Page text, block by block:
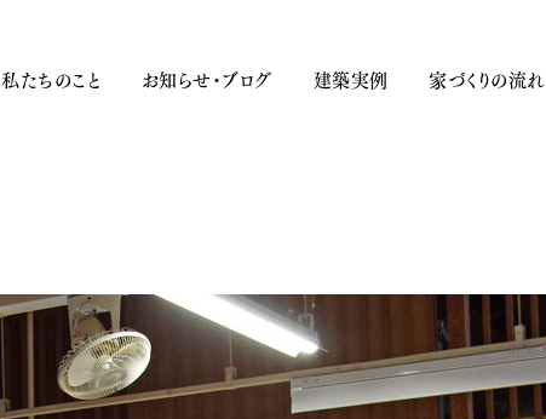
私たちのこと お知らせ・ブログ 建築実例 家づくりの流れ